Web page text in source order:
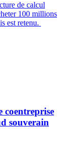
de calcul
100 millions
est retenu.
coentreprise
souverain